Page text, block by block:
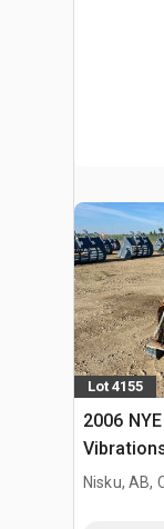
Lot 4155
2006
Excavator
Nisku, AB,